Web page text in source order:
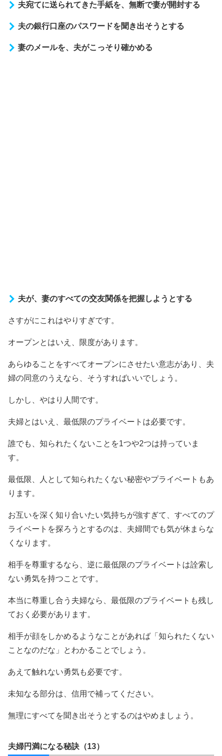
夫宛てに送られてきた手紙を、無断で妻が開封する
夫の銀行口座のパスワードを聞き出そうとする
妻のメールを、夫がこっそり確かめる
夫が、妻のすべての交友関係を把握しようとする
さすがにこれはやりすぎです。
オープンとはいえ、限度があります。
あらゆることをすべてオープンにさせたい意志があり、夫
婦の同意のうえなら、そうすればいいでしょう。
しかし、やはり人間です。
夫婦とはいえ、最低限のプライベートは必要です。
誰でも、知られたくないことを1つや2つは持っていま
す。
最低限、人として知られたくない秘密やプライベートもあ
ります。
お互いを深く知り合いたい気持ちが強すぎて、すべてのプ
ライベートを探ろうとするのは、夫婦間でも気が休まらな
くなります。
相手を尊重するなら、逆に最低限のプライベートは詮索し
ない勇気を持つことです。
本当に尊重し合う夫婦なら、最低限のプライベートも残し
ておく必要があります。
相手が顔をしかめるようなことがあれば「知られたくない
ことなのだな」とわかることでしょう。
あえて触れない勇気も必要です。
未知なる部分は、信用で補ってください。
無理にすべてを聞き出そうとするのはやめましょう。
夫婦円満になる秘訣（13）